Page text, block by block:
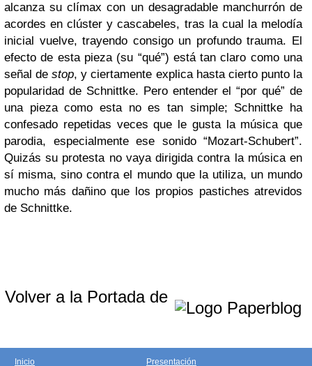
alcanza su clímax con un desagradable manchurrón de
acordes en clúster y cascabeles, tras la cual la melodía
inicial vuelve, trayendo consigo un profundo trauma. El
efecto de esta pieza (su “qué”) está tan claro como una
señal destop, y ciertamente explica hasta cierto punto la
popularidad de Schnittke. Pero entender el “por qué” de
una pieza como esta no es tan simple; Schnittke ha
confesado repetidas veces que le gusta la música que
parodia, especialmente ese sonido “Mozart-Schubert”.
Quizás su protesta no vaya dirigida contra la música en
sí misma, sino contra el mundo que la utiliza, un mundo
mucho más dañino que los propios pastiches atrevidos
de Schnittke.
Volver a la Portada de
Inicio Presentación